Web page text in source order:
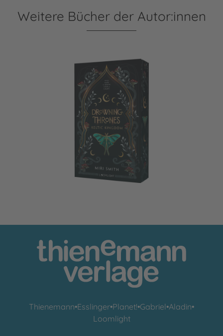
Weitere Bücher der Autor:innen
Drowning Thrones 2: Keltic Kingdom
Thienemann•Esslinger•Planet!•Gabriel•Aladin•
Loomlight